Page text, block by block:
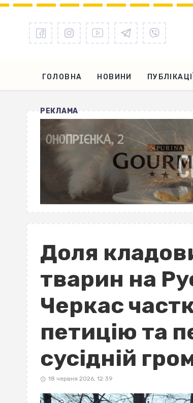
ГОЛОВНА НОВИНИ ПУБЛІКАЦІЇ
РЕКЛАМА
Доля
тварин на
Черкас
петицію та
сусідній
18 червня 2026, 12:39